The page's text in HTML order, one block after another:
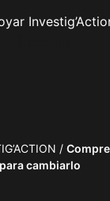
/
para cambiarlo